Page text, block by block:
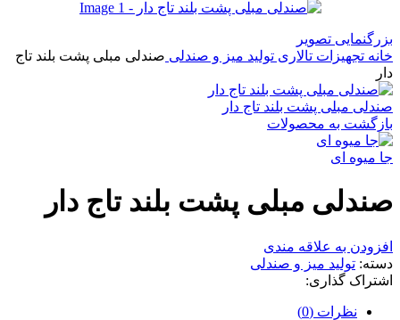
بزرگنمایی تصویر
خانه تجهیزات تالاری تولید میز و صندلی صندلی مبلی پشت بلند تاج
دار
صندلی مبلی پشت بلند تاج دار
بازگشت به محصولات
جا میوه ای
صندلی مبلی پشت بلند تاج دار
افزودن به علاقه مندی
دسته: تولید میز و صندلی
اشتراک گذاری:
نظرات (0)